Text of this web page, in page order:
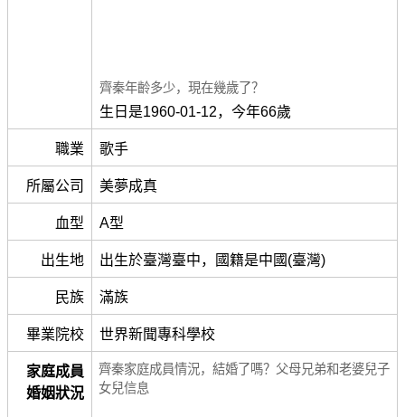
齊秦年齡多少，現在幾歲了？
生日是1960-01-12，今年66歲
職業 歌手
所屬公司 美夢成真
血型 A型
出生地 出生於臺灣臺中，國籍是中國(臺灣)
民族 滿族
畢業院校 世界新聞專科學校
家庭成員
婚姻狀況
齊秦家庭成員情況，結婚了嗎？父母兄弟和老婆兒子
女兒信息